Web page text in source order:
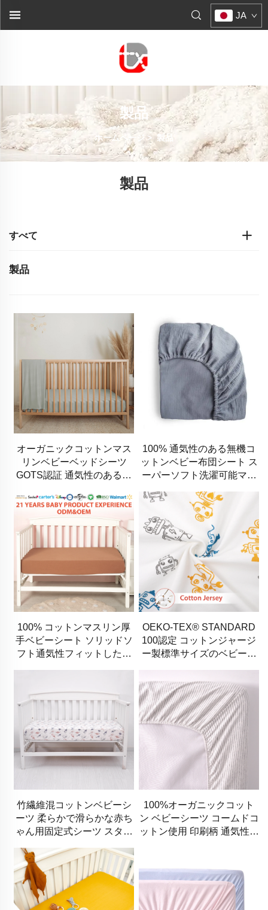
JA
製品
ホームページ>製品
製品
すべて
製品
オーガニックコットンマス
リンベビーベッドシーツ
GOTS認証 通気性のあるベ
ドカバー
100% 通気性のある無機コ
ットンベビー布団シート ス
ーパーソフト洗濯可能マス
ート
100% コットンマスリン厚
手ベビーシート ソリッドソ
フト通気性フィットしたク
OEKO-TEX® STANDARD
100認定 コットンジャージ
ー製標準サイズのベビーマ
ーツ
竹繊維混コットンベビーシ
ーツ 柔らかで滑らかな赤ち
ゃん用固定式シーツ スタン
ドや幼児用マットレス対応
100%オーガニックコット
ン ベビーシーツ コームドコ
ットン使用 印刷柄 通気性の